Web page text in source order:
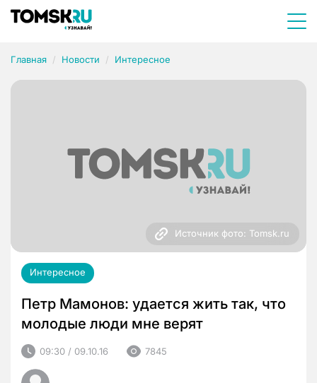
Главная Новости Интересное
Источник фото: Tomsk.ru
Интересное
Петр Мамонов: удается жить так, что
молодые люди мне верят
09:30 / 09.10.16 7845